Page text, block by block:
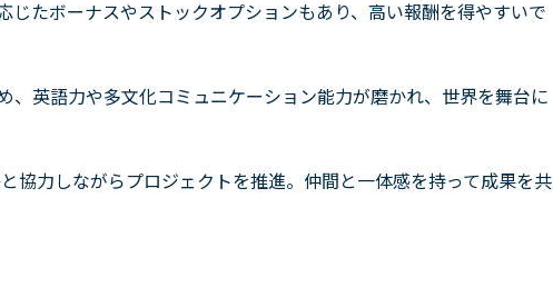
たボーナスやストックオプションもあり、高い報酬を得やすいで
、英語力や多文化コミュニケーション能力が磨かれ、世界を舞台に
協力しながらプロジェクトを推進。仲間と一体感を持って成果を共